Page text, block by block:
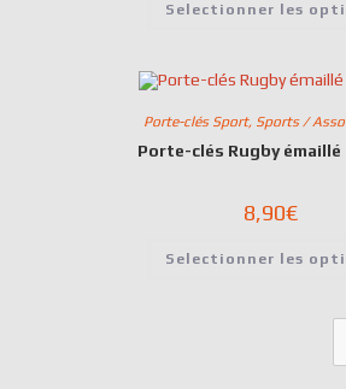
Selectionner les
Porte-clés Sport, Sports /
Porte-clés Rugby émaillé
8,90€
Selectionner les